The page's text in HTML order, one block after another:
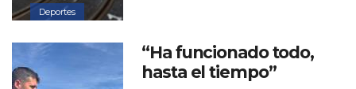
Deportes
“Ha funcionado todo,
hasta el tiempo”